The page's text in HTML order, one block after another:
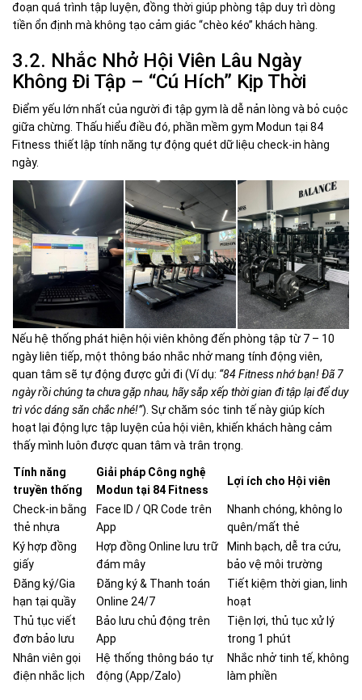
đoạn quá trình tập luyện, đồng thời giúp phòng tập duy trì dòng
tiền ổn định mà không tạo cảm giác “chèo kéo” khách hàng.
3.2. Nhắc Nhở Hội Viên Lâu Ngày
Không Đi Tập – “Cú Hích” Kịp Thời
Điểm yếu lớn nhất của người đi tập gym là dễ nản lòng và bỏ cuộc
giữa chừng. Thấu hiểu điều đó, phần mềm gym Modun tại 84
Fitness thiết lập tính năng tự động quét dữ liệu check-in hàng
ngày.
Nếu hệ thống phát hiện hội viên không đến phòng tập từ 7 – 10
ngày liên tiếp, một thông báo nhắc nhở mang tính động viên,
quan tâm sẽ tự động được gửi đi (Ví dụ: “84 Fitness nhớ bạn! Đã 7
ngày rồi chúng ta chưa gặp nhau, hãy sắp xếp thời gian đi tập lại để duy
trì vóc dáng săn chắc nhé!”). Sự chăm sóc tinh tế này giúp kích
hoạt lại động lực tập luyện của hội viên, khiến khách hàng cảm
thấy mình luôn được quan tâm và trân trọng.
Tính năng
truyền thống
Giải pháp Công nghệ
Modun tại 84 Fitness
Lợi ích cho Hội viên
Check-in bằng
thẻ nhựa
Face ID / QR Code trên
App
Nhanh chóng, không lo
quên/mất thẻ
Ký hợp đồng
giấy
Hợp đồng Online lưu trữ
đám mây
Minh bạch, dễ tra cứu,
bảo vệ môi trường
Đăng ký/Gia
hạn tại quầy
Đăng ký & Thanh toán
Online 24/7
Tiết kiệm thời gian, linh
hoạt
Thủ tục viết
đơn bảo lưu
Bảo lưu chủ động trên
App
Tiện lợi, thủ tục xử lý
trong 1 phút
Nhân viên gọi
điện nhắc lịch
Hệ thống thông báo tự
động (App/Zalo)
Nhắc nhở tinh tế, không
làm phiền